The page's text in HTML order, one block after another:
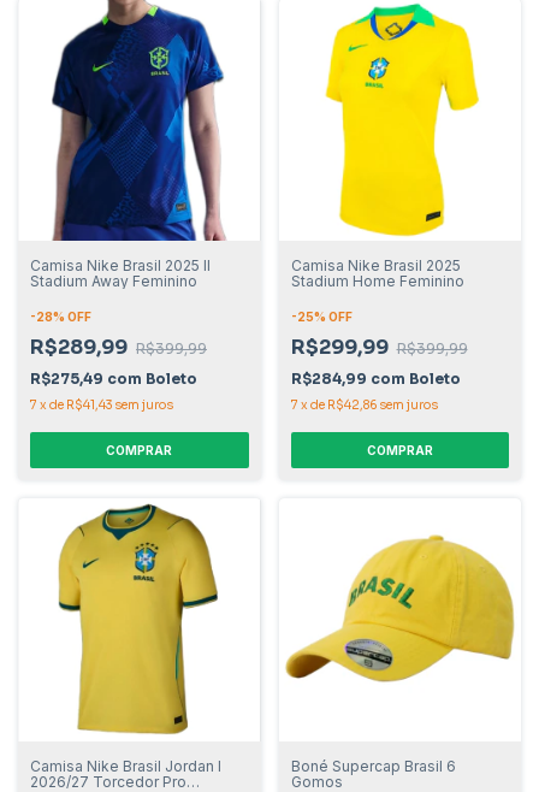
Camisa Nike Brasil 2025 II
Stadium Away Feminino
-28% OFF
R$289,99 R$399,99
R$275,49 com Boleto
7 x de R$41,43 sem juros
COMPRAR
Camisa Nike Brasil 2025
Stadium Home Feminino
-25% OFF
R$299,99 R$399,99
R$284,99 com Boleto
7 x de R$42,86 sem juros
COMPRAR
Camisa Nike Brasil Jordan I
2026/27 Torcedor Pro
Boné Supercap Brasil 6
Gomos